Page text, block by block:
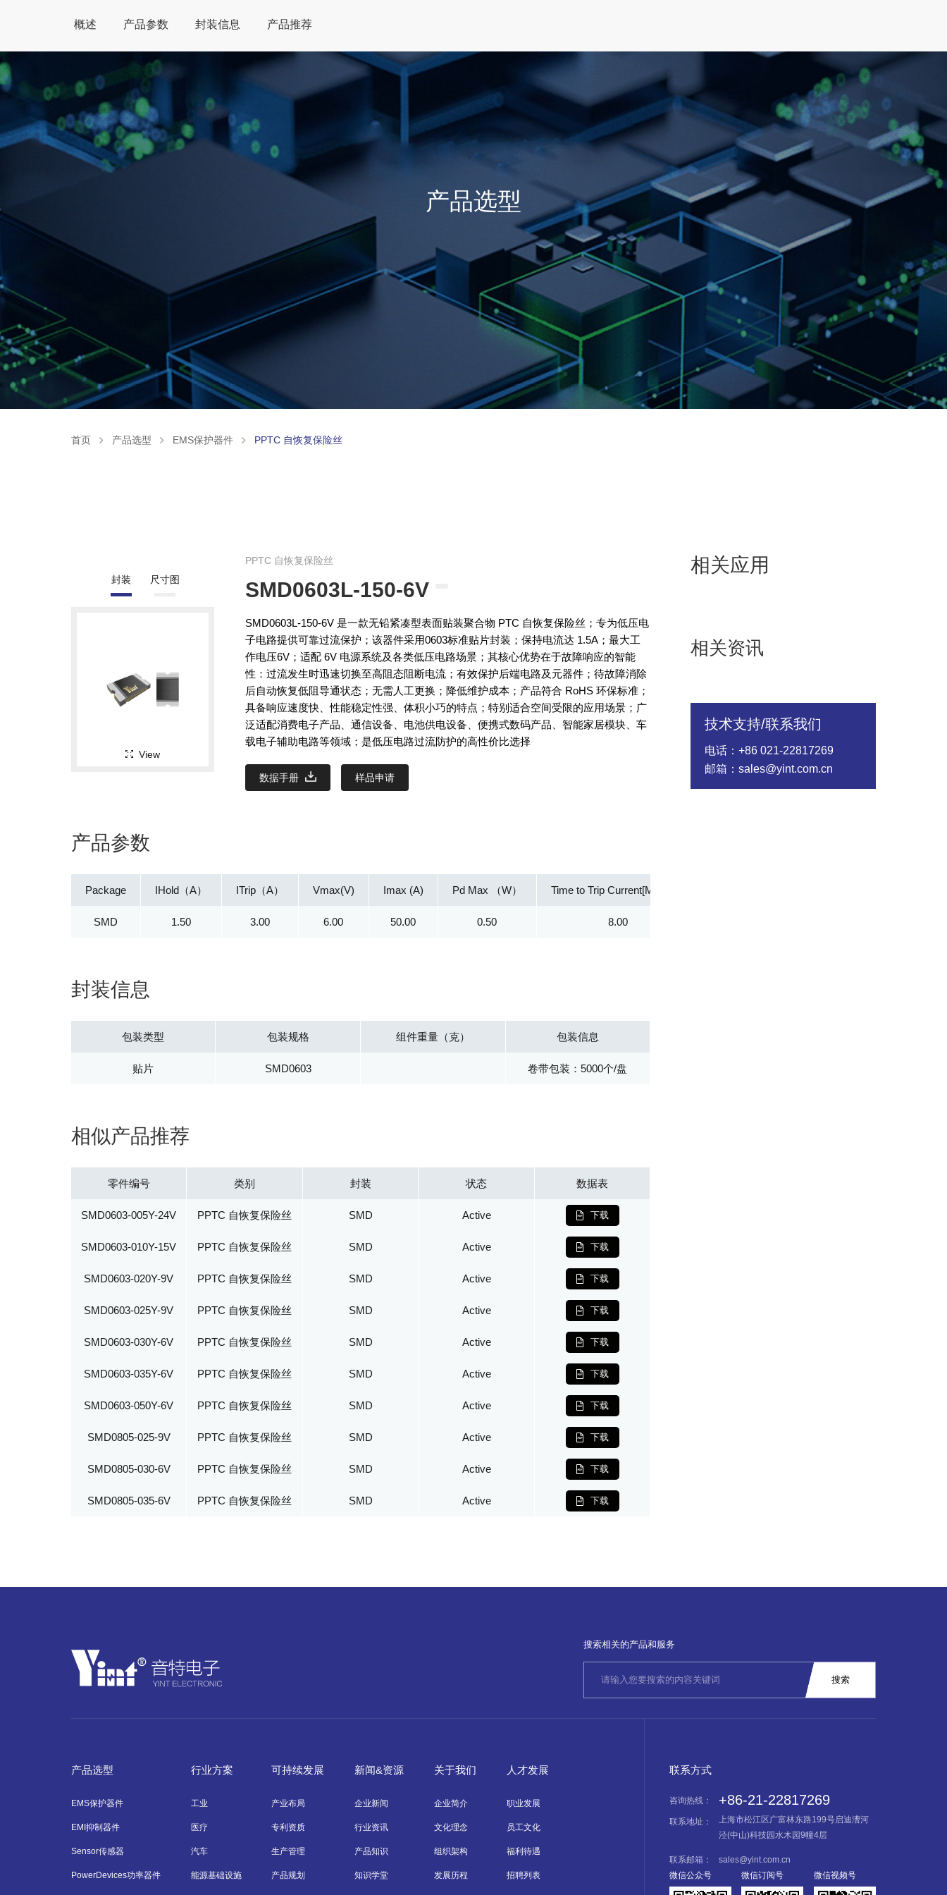
产品选型
首页 产品选型 EMS保护器件 PPTC 自恢复保险丝
概述 产品参数 封装信息 产品推荐
封装 尺寸图
View
PPTC 自恢复保险丝
SMD0603L-150-6V
SMD0603L-150-6V 是一款无铅紧凑型表面贴装聚合物 PTC 自恢复保险丝；专为低压电
子电路提供可靠过流保护；该器件采用0603标准贴片封装；保持电流达 1.5A；最大工
作电压6V；适配 6V 电源系统及各类低压电路场景；其核心优势在于故障响应的智能
性：过流发生时迅速切换至高阻态阻断电流；有效保护后端电路及元器件；待故障消除
后自动恢复低阻导通状态；无需人工更换；降低维护成本；产品符合 RoHS 环保标准；
具备响应速度快、性能稳定性强、体积小巧的特点；特别适合空间受限的应用场景；广
泛适配消费电子产品、通信设备、电池供电设备、便携式数码产品、智能家居模块、车
载电子辅助电路等领域；是低压电路过流防护的高性价比选择
数据手册 样品申请
产品参数
Package
SMD
IHold（A）
1.50
ITrip（A）
3.00
Vmax(V)
6.00
Imax (A)
50.00
Pd Max （W）
0.50
Time to Trip Current[Max] (A)
8.00
封装信息
包装类型
贴片
包装规格
SMD0603
组件重量（克） 包装信息
卷带包装：5000个/盘
相似产品推荐
零件编号 类别 封装 状态 数据表
SMD0603-005Y-24V PPTC 自恢复保险丝 SMD Active 下载
SMD0603-010Y-15V PPTC 自恢复保险丝 SMD Active 下载
SMD0603-020Y-9V PPTC 自恢复保险丝 SMD Active 下载
SMD0603-025Y-9V PPTC 自恢复保险丝 SMD Active 下载
SMD0603-030Y-6V PPTC 自恢复保险丝 SMD Active 下载
SMD0603-035Y-6V PPTC 自恢复保险丝 SMD Active 下载
SMD0603-050Y-6V PPTC 自恢复保险丝 SMD Active 下载
SMD0805-025-9V PPTC 自恢复保险丝 SMD Active 下载
SMD0805-030-6V PPTC 自恢复保险丝 SMD Active 下载
SMD0805-035-6V PPTC 自恢复保险丝 SMD Active 下载
相关应用
相关资讯
技术支持/联系我们
电话：+86 021-22817269
邮箱：sales@yint.com.cn
搜索相关的产品和服务
产品选型
EMS保护器件
EMI抑制器件
Sensor传感器
PowerDevices功率器件
行业方案
工业
医疗
汽车
能源基础设施
可持续发展
产业布局
专利资质
生产管理
产品规划
新闻&资源
企业新闻
行业资讯
产品知识
知识学堂
关于我们
企业简介
文化理念
组织架构
发展历程
人才发展
职业发展
员工文化
福利待遇
招聘列表
联系方式
咨询热线： +86-21-22817269
联系地址：
上海市松江区广富林东路199号启迪漕河
泾(中山)科技园水木园9幢4层
联系邮箱：
sales@yint.com.cn
微信公众号
微信订阅号 微信视频号